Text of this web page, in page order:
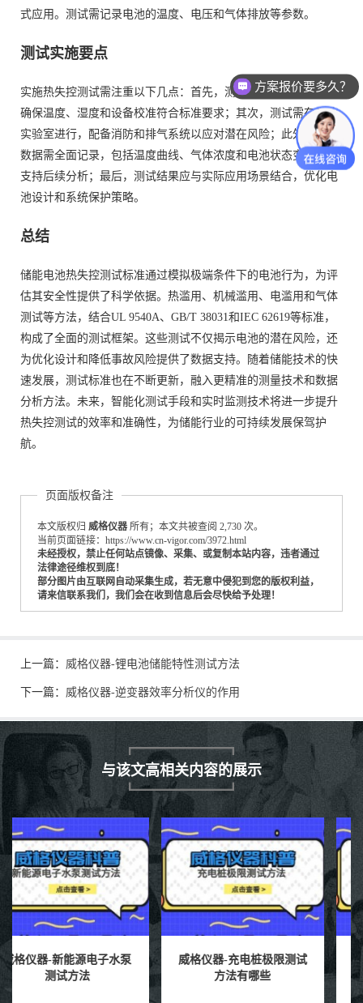
式应用。测试需记录电池的温度、电压和气体排放等参数。
测试实施要点
实施热失控测试需注重以下几点：首先，测试环境需严格控制，
确保温度、湿度和设备校准符合标准要求；其次，测试需在专业
实验室进行，配备消防和排气系统以应对潜在风险；此外，测试
数据需全面记录，包括温度曲线、气体浓度和电池状态变化，以
支持后续分析；最后，测试结果应与实际应用场景结合，优化电
池设计和系统保护策略。
总结
储能电池热失控测试标准通过模拟极端条件下的电池行为，为评
估其安全性提供了科学依据。热滥用、机械滥用、电滥用和气体
测试等方法，结合UL 9540A、GB/T 38031和IEC 62619等标准，
构成了全面的测试框架。这些测试不仅揭示电池的潜在风险，还
为优化设计和降低事故风险提供了数据支持。随着储能技术的快
速发展，测试标准也在不断更新，融入更精准的测量技术和数据
分析方法。未来，智能化测试手段和实时监测技术将进一步提升
热失控测试的效率和准确性，为储能行业的可持续发展保驾护
航。
页面版权备注
本文版权归 威格仪器 所有；本文共被查阅 2,730 次。
当前页面链接：https://www.cn-vigor.com/3972.html
未经授权，禁止任何站点镜像、采集、或复制本站内容，违者通过
法律途径维权到底！
部分图片由互联网自动采集生成，若无意中侵犯到您的版权利益，
请来信联系我们，我们会在收到信息后会尽快给予处理！
上一篇： 威格仪器-锂电池储能特性测试方法
下一篇： 威格仪器-逆变器效率分析仪的作用
与该文高相关内容的展示
威格仪器-充电桩极限测试
方法有哪些
威格仪器-关节电机力矩测
试方法
方案报价要多久？